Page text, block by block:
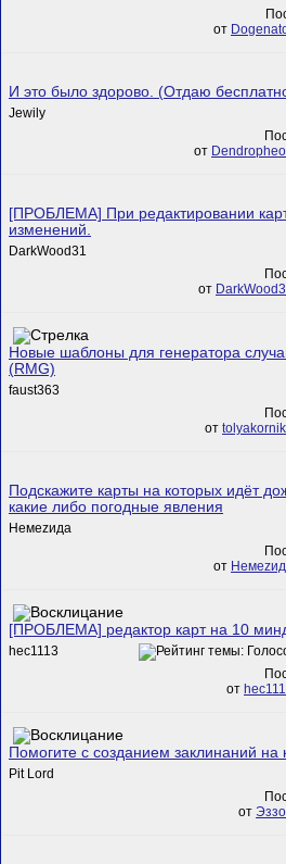
от
И это было здорово. (Отдаю
Jewily
от
[ПРОБЛЕМА] При редактировании
изменений.
DarkWood31
от
Новые шаблоны для генератора
(RMG)
faust363
от
Подскажите карты на которых идёт
какие либо погодные явления
Немеzида
от
[ПРОБЛЕМА] редактор карт на 10
hec1113
от
Помогите с созданием заклинаний на
Pit Lord
от